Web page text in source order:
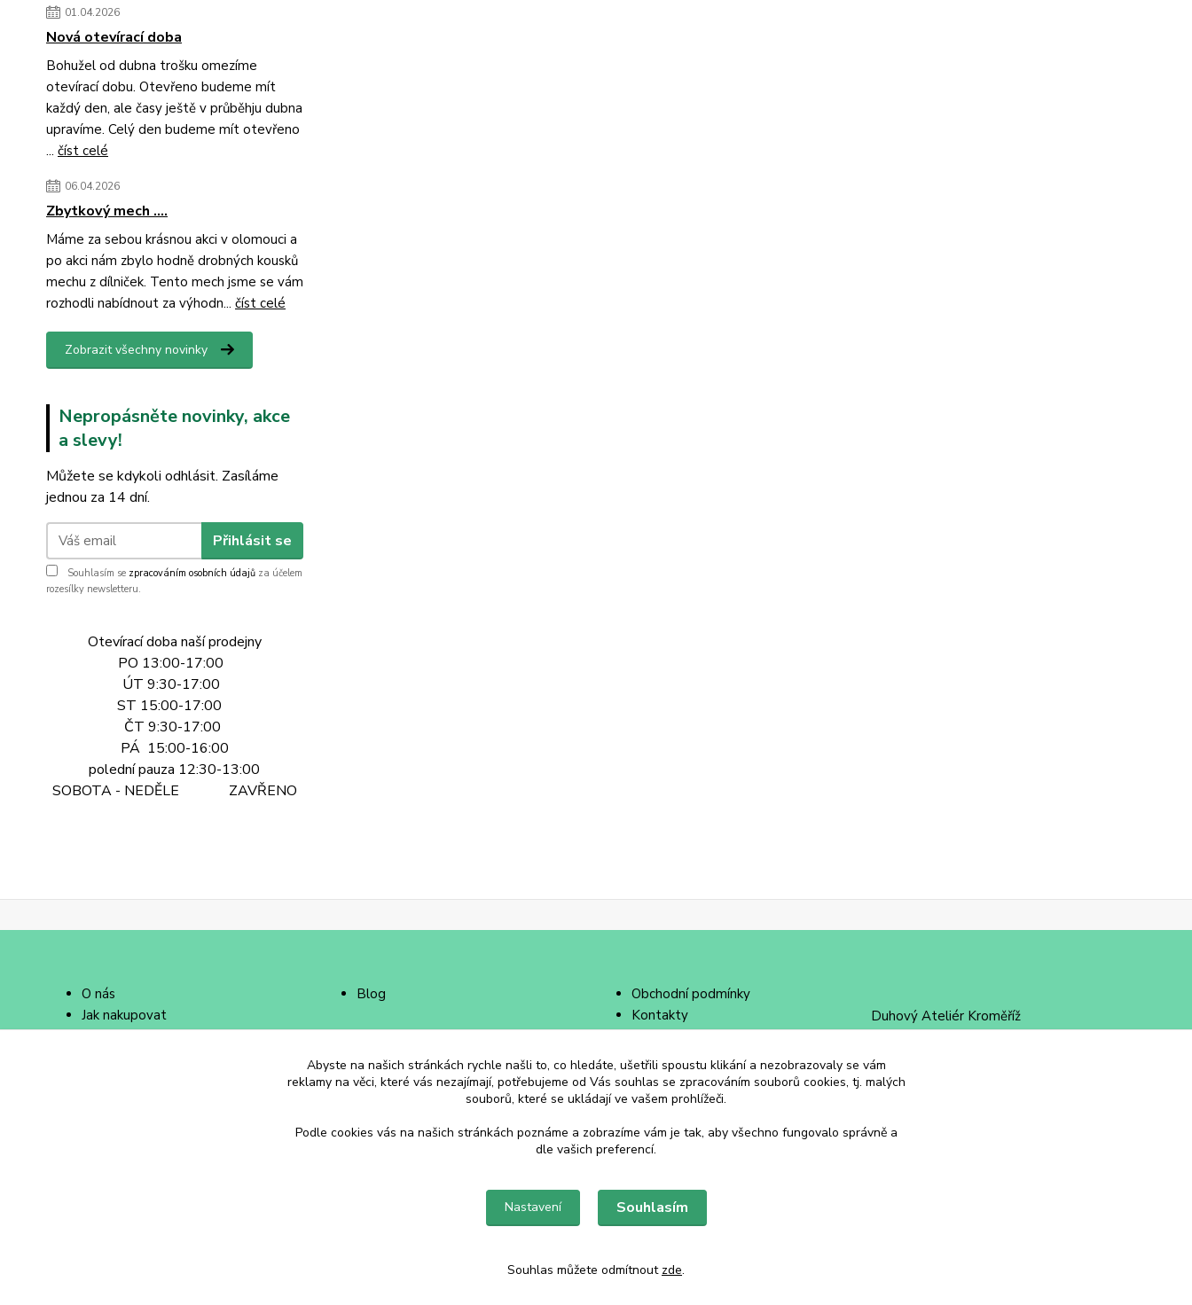
01.04.2026
Nová otevírací doba
Bohužel od dubna trošku omezíme
otevírací dobu. Otevřeno budeme mít
každý den, ale časy ještě v průběhju dubna
upravíme. Celý den budeme mít otevřeno
... číst celé
06.04.2026
Zbytkový mech ....
Máme za sebou krásnou akci v olomouci a
po akci nám zbylo hodně drobných kousků
mechu z dílniček. Tento mech jsme se vám
rozhodli nabídnout za výhodn... číst celé
Zobrazit všechny novinky
Nepropásněte novinky, akce
a slevy!
Můžete se kdykoli odhlásit. Zasíláme
jednou za 14 dní.
Přihlásit se
Souhlasím se zpracováním osobních údajů za účelem
rozesílky newsletteru.
Otevírací doba naší prodejny
PO 13:00-17:00
ÚT 9:30-17:00
ST 15:00-17:00
ČT 9:30-17:00
PÁ 15:00-16:00
polední pauza 12:30-13:00
SOBOTA - NEDĚLE ZAVŘENO
O nás
Jak nakupovat
Blog
Obchodní podmínky
Kontakty
Duhový Ateliér Kroměříž
+420 734 258 002
Abyste na našich stránkách rychle našli to, co hledáte, ušetřili spoustu klikání a nezobrazovaly se vám
reklamy na věci, které vás nezajímají, potřebujeme od Vás souhlas se zpracováním souborů cookies, tj. malých
souborů, které se ukládají ve vašem prohlížeči.
Podle cookies vás na našich stránkách poznáme a zobrazíme vám je tak, aby všechno fungovalo správně a
dle vašich preferencí.
Nastavení Souhlasím
Souhlas můžete odmítnout zde.